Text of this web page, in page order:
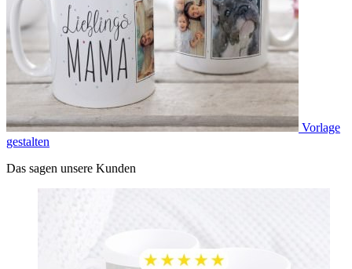
Vorlage
gestalten
Das sagen unsere Kunden